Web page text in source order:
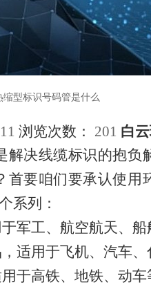
缩型标识号码管是什么
浏览次数： 201 白
解决线缆标识的抱负
首要咱们要承认使用
系列：
军工、航空航天、
适用于飞机、汽车
于高铁、地铁、动